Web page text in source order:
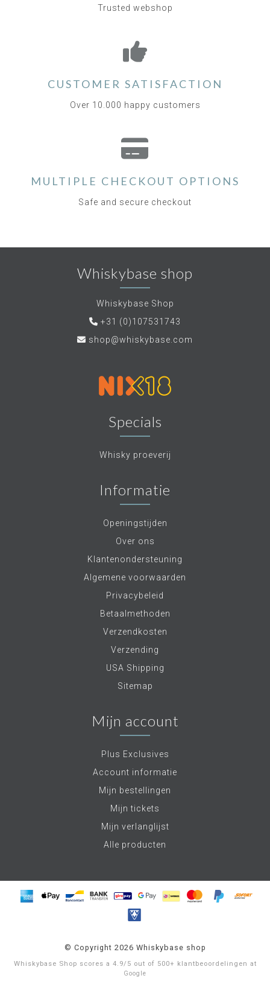
Trusted webshop
CUSTOMER SATISFACTION
Over 10.000 happy customers
MULTIPLE CHECKOUT OPTIONS
Safe and secure checkout
Whiskybase shop
Whiskybase Shop
+31 (0)107531743
shop@whiskybase.com
Specials
Whisky proeverij
Informatie
Openingstijden
Over ons
Klantenondersteuning
Algemene voorwaarden
Privacybeleid
Betaalmethoden
Verzendkosten
Verzending
USA Shipping
Sitemap
Mijn account
Plus Exclusives
Account informatie
Mijn bestellingen
Mijn tickets
Mijn verlanglijst
Alle producten
© Copyright 2026 Whiskybase shop
Whiskybase Shop scores a 4.9/ 5 out of 500+ klantbeoordelingen at
Google